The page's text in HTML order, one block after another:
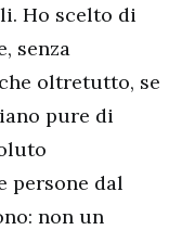
Ho scelto di
senza
oltretutto, se
pure di
persone dal
non un